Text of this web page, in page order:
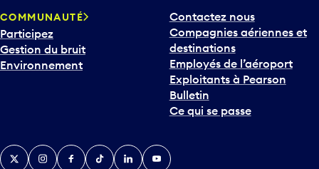
COMMUNAUTÉ
Participez
Gestion du bruit
Environnement
Contactez nous
Compagnies aériennes et
destinations
Employés de l’aéroport
Exploitants à Pearson
Bulletin
Ce qui se passe
TwitterInstagramFacebook
TikTokLinkedInYouTube